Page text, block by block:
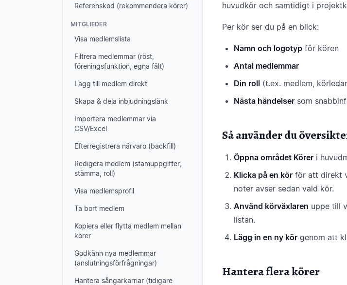
Referenskod (rekommendera körer)
MITGLIEDER
Visa medlemslista
Filtrera medlemmar (röst,
föreningsfunktion, egna fält)
Lägg till medlem direkt
Skapa & dela inbjudningslänk
Importera medlemmar via
CSV/Excel
Efterregistrera närvaro (backfill)
Redigera medlem (stamuppgifter,
stämma, roll)
Visa medlemsprofil
Ta bort medlem
Kopiera eller flytta medlem mellan
körer
Godkänn nya medlemmar
(anslutningsförfrågningar)
Hantera sångarkarriär (tidigare
huvudkör och samtidigt i
Per kör ser du på en blick:
Namn och logotyp för kören
Antal medlemmar
Din roll (t.ex. medlem,
Nästa händelser som
Så använder du
Öppna området Körer i
Klicka på en kör för att direkt
noter avser sedan vald kör.
Använd körväxlaren uppe till
listan.
Lägg in en ny kör genom att
Hantera flera körer